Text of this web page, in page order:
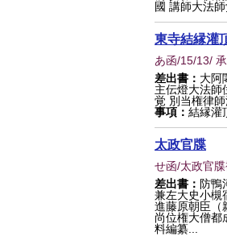
國 講師大法
東寺結縁灌
あ函/15/13/
差出書： 大阿
主伝燈大法師
覚 別当権律
事項： 結縁灌
太政官牒
せ函/太政官
差出書： 防鴨
兼左大史小槻
進藤原朝臣（
尚位権大僧都
料編纂...